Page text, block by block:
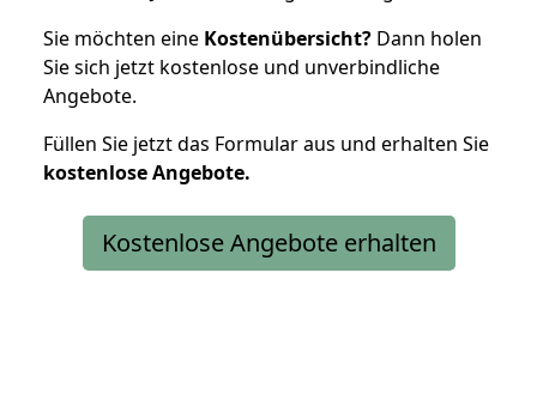
Sie möchten eine Kostenübersicht? Dann holen
Sie sich jetzt kostenlose und unverbindliche
Angebote.
Füllen Sie jetzt das Formular aus und erhalten Sie
kostenloseAngebote.
Kostenlose Angebote erhalten